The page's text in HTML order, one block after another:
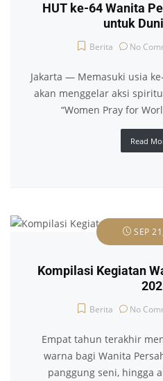
HUT ke-64 Wanita
untuk
Berita No
Jakarta — Memasuki usia
akan menggelar aksi
“Women Pray for
Read
SEP
Kompilasi Kegiatan
Berita No
Empat tahun terakhir
warna bagi Wanita
panggung seni, hingga